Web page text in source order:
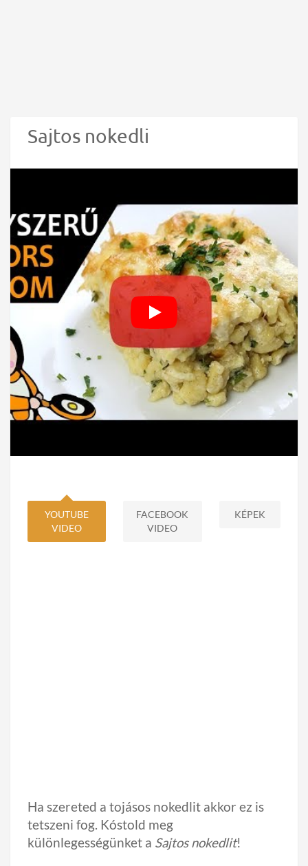
Sajtos nokedli
YOUTUBE
VIDEO
FACEBOOK
VIDEO
KÉPEK
Ha szereted a tojásos nokedlit akkor ez is
tetszeni fog. Kóstold meg
különlegességünket a Sajtos nokedlit!